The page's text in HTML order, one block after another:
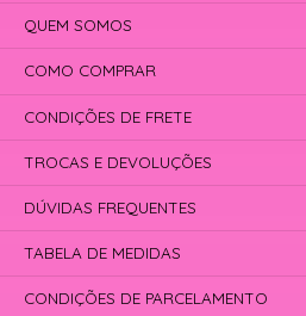
QUEM SOMOS
COMO COMPRAR
CONDIÇÕES DE FRETE
TROCAS E DEVOLUÇÕES
DÚVIDAS FREQUENTES
TABELA DE MEDIDAS
CONDIÇÕES DE PARCELAMENTO